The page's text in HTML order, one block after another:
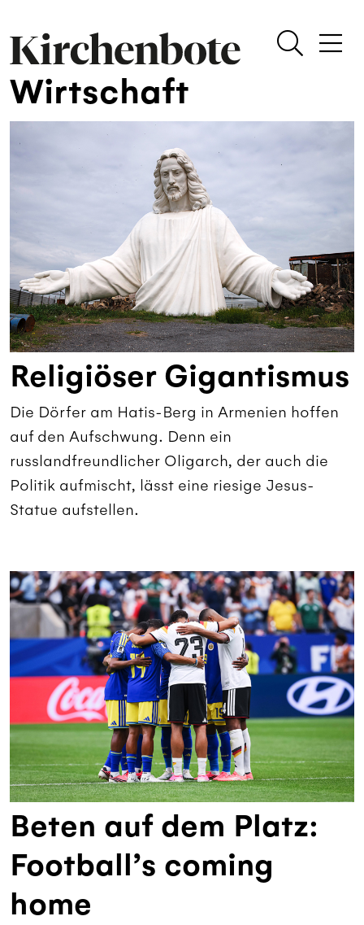
Wirtschaft
Religiöser Gigantismus
Die Dörfer am Hatis-Berg in Armenien hoffen
auf den Aufschwung. Denn ein
russlandfreundlicher Oligarch, der auch die
Politik aufmischt, lässt eine riesige Jesus-
Statue aufstellen.
Beten auf dem Platz:
Football’s coming
home